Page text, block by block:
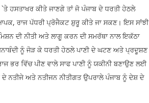
ਹਸਤਾਖਰ ਕੀਤੇ ਜਾਣਗੇ ਤਾਂ ਜੋ ਪੰਜਾਬ ਦੇ ਧਰਤੀ ਹੇਠਲੇ
ਰਾਜ ਪੱਧਰੀ ਪ੍ਰੋਜੈਕਟ ਸ਼ੁਰੂ ਕੀਤੇ ਜਾ ਸਕਣ। ਇਸ ਸਾਂਝੀ
ਦੀ ਨੀਤੀ ਅਤੇ ਲਾਗੂ ਕਰਨ ਦੀ ਸਮਰੱਥਾ ਨਾਲ ਇਕੱਠਾ
ਨੂੰ ਜੋੜ ਕੇ ਧਰਤੀ ਹੇਠਲੇ ਪਾਣੀ ਦੇ ਘਟਣ ਅਤੇ ਪ੍ਰਦੂਸ਼ਣ
ਭਰ ਵਿੱਚ ਪੀਣ ਵਾਲੇ ਸਾਫ ਪਾਣੀ ਨੂੰ ਯਕੀਨੀ ਬਣਾਉਣ ਲਈ
ਅਤੇ ਨਤੀਜਨ ਨੀਤੀਗਤ ਉਪਰਾਲੇ ਪੰਜਾਬ ਨੂੰ ਦੇਸ਼ ਦੇ